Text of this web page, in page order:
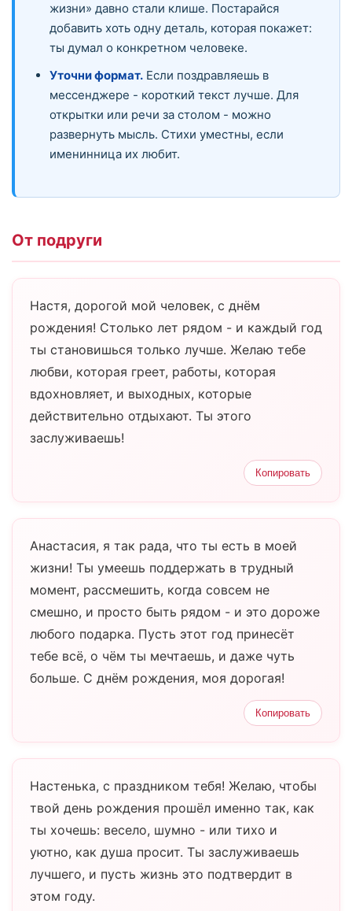
жизни» давно стали клише. Постарайся
добавить хоть одну деталь, которая покажет:
ты думал о конкретном человеке.
Уточни формат. Если поздравляешь в
мессенджере - короткий текст лучше. Для
открытки или речи за столом - можно
развернуть мысль. Стихи уместны, если
именинница их любит.
От подруги
Настя, дорогой мой человек, с днём
рождения! Столько лет рядом - и каждый год
ты становишься только лучше. Желаю тебе
любви, которая греет, работы, которая
вдохновляет, и выходных, которые
действительно отдыхают. Ты этого
заслуживаешь!
Копировать
Анастасия, я так рада, что ты есть в моей
жизни! Ты умеешь поддержать в трудный
момент, рассмешить, когда совсем не
смешно, и просто быть рядом - и это дороже
любого подарка. Пусть этот год принесёт
тебе всё, о чём ты мечтаешь, и даже чуть
больше. С днём рождения, моя дорогая!
Копировать
Настенька, с праздником тебя! Желаю, чтобы
твой день рождения прошёл именно так, как
ты хочешь: весело, шумно - или тихо и
уютно, как душа просит. Ты заслуживаешь
лучшего, и пусть жизнь это подтвердит в
этом году.